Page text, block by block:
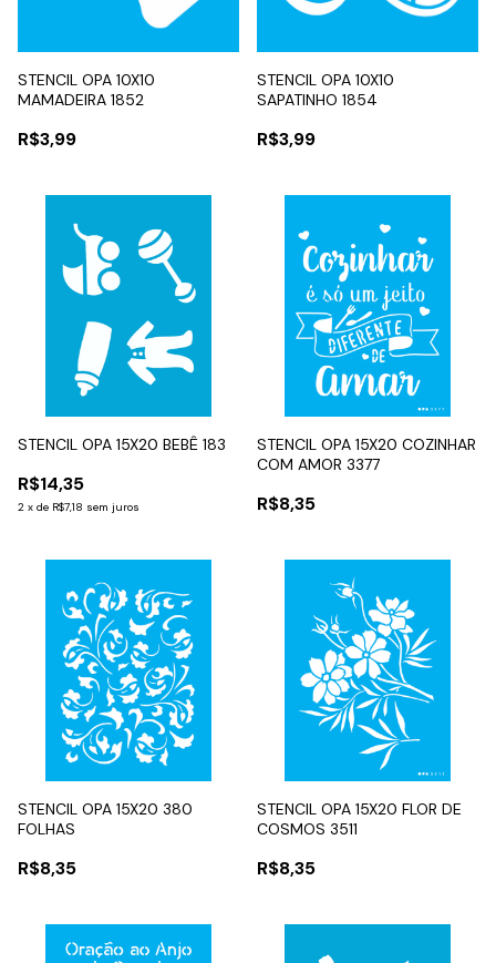
STENCIL OPA 10X10
MAMADEIRA 1852
R$3,99
STENCIL OPA 10X10
SAPATINHO 1854
R$3,99
STENCIL OPA 15X20 BEBÊ 183
R$14,35
2 x de R$7,18 sem juros
STENCIL OPA 15X20 COZINHAR
COM AMOR 3377
R$8,35
STENCIL OPA 15X20 380
FOLHAS
R$8,35
STENCIL OPA 15X20 FLOR DE
COSMOS 3511
R$8,35